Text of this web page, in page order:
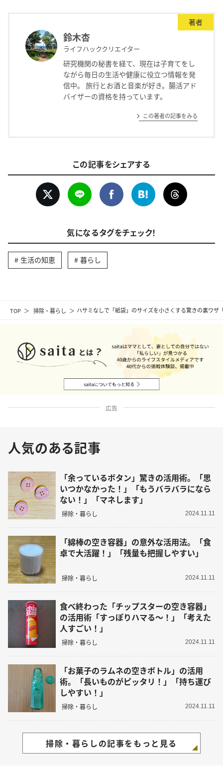
TOP 掃除・暮らし ハサミなしで「紙袋」のサイズを小さくする驚きの裏ワ
著者
鈴木杏
ライフハッククリエイター
研究機関の秘書を経て、現在は子育てをし
ながら毎日の生活や健康に役立つ情報を発
信中。 旅行とお酒と音楽が好き。腸活アド
バイザーの資格を持っています。
この著者の記事をみる
この記事をシェアする
気になるタグをチェック！
生活の知恵 暮らし
広告
人気のある記事
「余っているボタン」驚きの活用術。「思
いつかなかった！」「もうバラバラになら
ない！」「マネします」
掃除・暮らし 2024.11.11
「綿棒の空き容器」の意外な活用法。「食
卓で大活躍！」「残量も把握しやすい」
掃除・暮らし 2024.11.11
食べ終わった「チップスターの空き容器」
の活用術「すっぽりハマる～！」「考えた
人すごい！」
掃除・暮らし 2024.11.11
「お菓子のラムネの空きボトル」の活用
術。「長いものがピッタリ！」「持ち運び
しやすい！」
掃除・暮らし 2024.11.11
掃除・暮らしの記事をもっと見る